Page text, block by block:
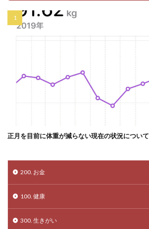
正月を目前に体重が減らない現在の状況について
200. お金
100. 健康
300. 生きがい